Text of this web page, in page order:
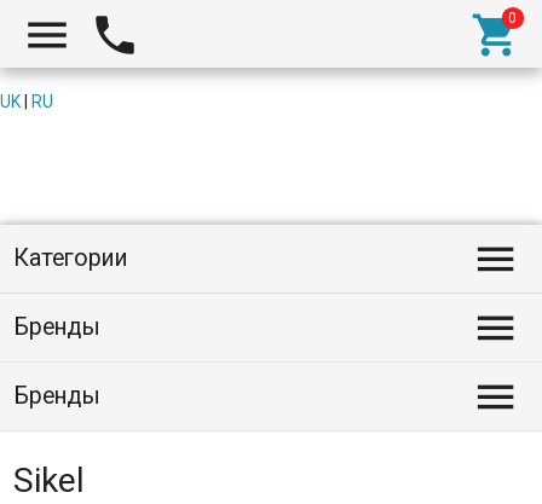
  
UK RU
Категории 
Бренды 
Бренды 
Sikel